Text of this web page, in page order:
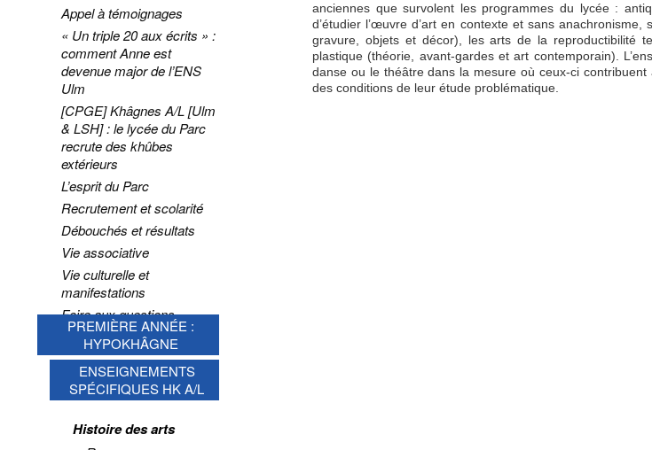
anciennes que survolent les programmes du lycée :
d’étudier l’œuvre d’art en contexte et sans
gravure, objets et décor), les arts de la reproductibilité
plastique (théorie, avant-gardes et art contemporain).
danse ou le théâtre dans la mesure où ceux-ci
des conditions de leur étude problématique.
Appel à témoignages
« Un triple 20 aux écrits » :
comment Anne est
devenue major de l’ENS
Ulm
[CPGE] Khâgnes A/L [Ulm
& LSH] : le lycée du Parc
recrute des khûbes
extérieurs
L’esprit du Parc
Recrutement et scolarité
Débouchés et résultats
Vie associative
Vie culturelle et
manifestations
Foire aux questions
PREMIÈRE ANNÉE :
HYPOKHÂGNE
ENSEIGNEMENTS
SPÉCIFIQUES HK A/L
Histoire des arts